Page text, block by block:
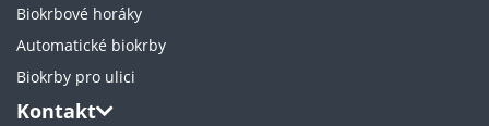
Biokrbové horáky
Automatické biokrby
Biokrby pro ulici
Kontakt